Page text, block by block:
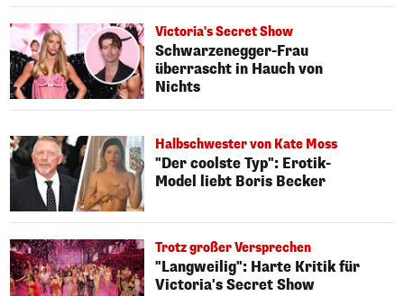
Victoria's Secret Show
Schwarzenegger-Frau
überrascht in Hauch von
Nichts
Halbschwester von Kate Moss
"Der coolste Typ": Erotik-
Model liebt Boris Becker
Trotz großer Versprechen
"Langweilig": Harte Kritik für
Victoria's Secret Show